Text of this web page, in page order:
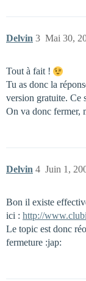
Delvin Mai 30,
3
Tout à fait !
Tu as donc la
version gratuite. Ce
On va donc fermer,
Delvin Juin 1,
4
Bon il existe
ici : http://
Le topic est donc
fermeture :jap: